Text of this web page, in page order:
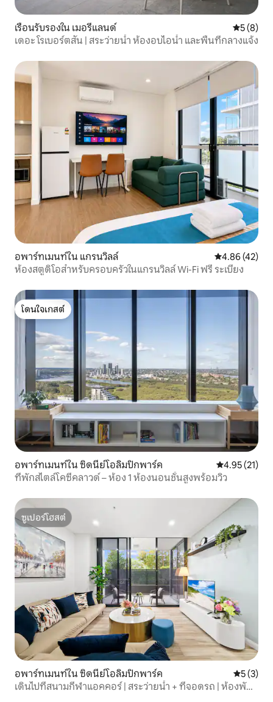
เรือนรับรองใน เมอรีแลนด์ คะแนนเฉ
5 (8)
เดอะ โรเบอร์ตสัน | สระว่ายน้ำ ห้องอบไอน้ำ และพื้นที่กลางแจ้ง
อพาร์ทเมนท์ใน แกรนวิลล์ คะแนนเฉลี่ย
4.86 (42)
ห้องสตูดิโอสำหรับครอบครัวในแกรนวิลล์ Wi-Fi ฟรี ระเบียง
โดนใจเกสต์
โดนใจเกสต์
อพาร์ทเมนท์ใน ซิดนีย์โอลิมปิกพาร์ค คะแนนเฉลี่ย
4.95 (21)
ที่พักสไตล์โคซี่คลาวด์ – ห้อง 1 ห้องนอนชั้นสูงพร้อมวิว
ซูเปอร์โฮสต์
ซูเปอร์โฮสต์
อพาร์ทเมนท์ใน ซิดนีย์โอลิมปิกพาร์ค คะแนนเฉ
5 (3)
เดินไปที่สนามกีฬาแอคคอร์ | สระว่ายน้ำ + ที่จอดรถ | ห้องพัก